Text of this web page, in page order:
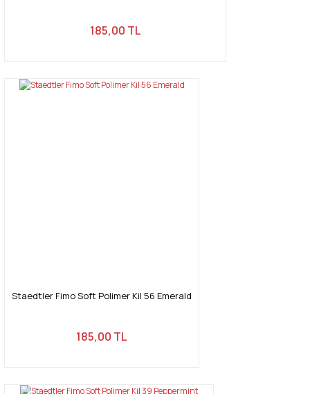
185,00 TL
Staedtler Fimo Soft Polimer Kil 56 Emerald
185,00 TL